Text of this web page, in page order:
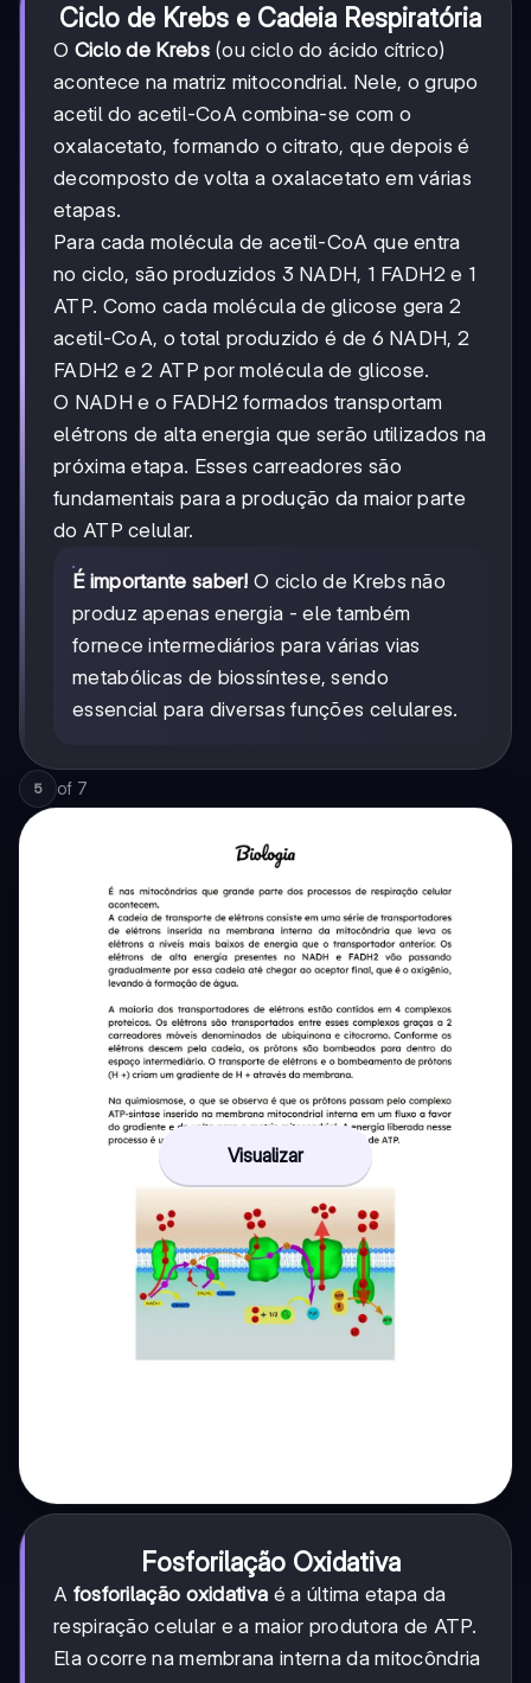
Ciclo de Krebs e Cadeia Respiratória
O Ciclo de Krebs(ou ciclo do ácido cítrico)
acontece na matriz mitocondrial. Nele, o grupo
acetil do acetil-CoA combina-se com o
oxalacetato, formando o citrato, que depois é
decomposto de volta a oxalacetato em várias
etapas.
Para cada molécula de acetil-CoA que entra
no ciclo, são produzidos 3 NADH, 1 FADH2 e 1
ATP. Como cada molécula de glicose gera 2
acetil-CoA, o total produzido é de 6 NADH, 2
FADH2 e 2 ATP por molécula de glicose.
O NADH e o FADH2 formados transportam
elétrons de alta energia que serão utilizados na
próxima etapa. Esses carreadores são
fundamentais para a produção da maior parte
do ATP celular.
É importante saber! O ciclo de Krebs não
produz apenas energia - ele também
fornece intermediários para várias vias
metabólicas de biossíntese, sendo
essencial para diversas funções celulares.
5 of 7
Visualizar
Fosforilação Oxidativa
A fosforilação oxidativa é a última etapa da
respiração celular e a maior produtora de ATP.
Ela ocorre na membrana interna da mitocôndria